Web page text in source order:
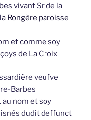
vivant Sr de la
a Rongère paroisse
et comme soy
de La Croix
veufve
Barbes
au nom et soy
dudit deffunct